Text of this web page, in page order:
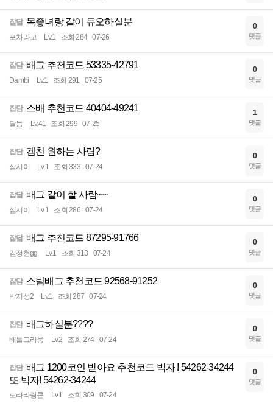
잡담 목좋녀랑 같이 듀오하실분
포차라코 Lv.1 조회 284 07-26
0
댓글
잡담 배그 추천코드 53335-42791
Dambi Lv.1 조회 291 07-25
0
댓글
잡담 스배 추천코드 40404-49241
달등 Lv.41 조회 299 07-25
1
댓글
잡담 겜친 원하는 사람?
심시이 Lv.1 조회 333 07-24
0
댓글
잡담 배그 같이 할 사람~~
심시이 Lv.1 조회 286 07-24
0
댓글
잡담 배그 추천코드 87295-91766
김정현gg Lv.1 조회 313 07-24
0
댓글
잡담 스팀배그 추천코드 92568-91252
박지성2 Lv.1 조회 287 07-24
0
댓글
잡담 배그하실분????
배틀그라웅 Lv.2 조회 274 07-24
0
댓글
잡담 배그 1200코인 받아요 추천코드 박자 ! 54262-34244
또 박자! 54262-34244
로라라랑콘 Lv.1 조회 309 07-24
0
댓글